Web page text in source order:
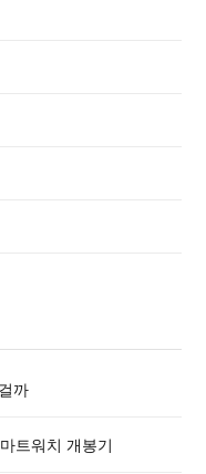
까
트워치 개봉기